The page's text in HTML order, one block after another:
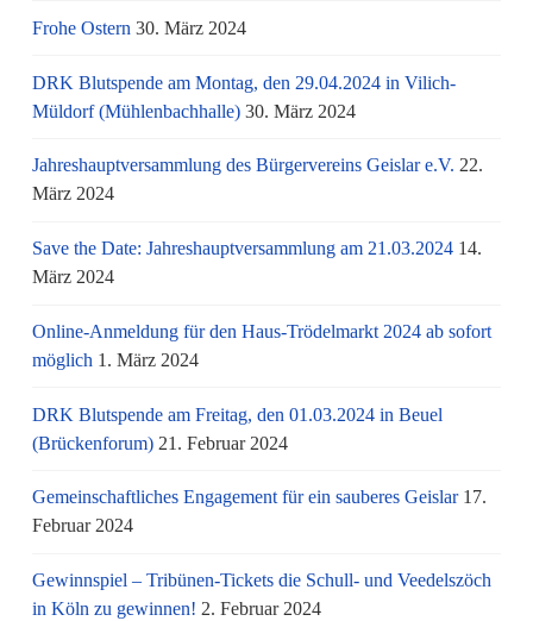
Frohe Ostern 30. März 2024
DRK Blutspende am Montag, den 29.04.2024 in Vilich-
Müldorf (Mühlenbachhalle) 30. März 2024
Jahreshauptversammlung des Bürgervereins Geislar e.V. 22.
März 2024
Save the Date: Jahreshauptversammlung am 21.03.2024 14.
März 2024
Online-Anmeldung für den Haus-Trödelmarkt 2024 ab sofort
möglich 1. März 2024
DRK Blutspende am Freitag, den 01.03.2024 in Beuel
(Brückenforum) 21. Februar 2024
Gemeinschaftliches Engagement für ein sauberes Geislar 17.
Februar 2024
Gewinnspiel – Tribünen-Tickets die Schull- und Veedelszöch
in Köln zu gewinnen! 2. Februar 2024